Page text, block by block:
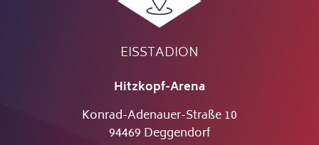
EISSTADION
Hitzkopf-Arena
Konrad-Adenauer-Straße 10
94469 Deggendorf